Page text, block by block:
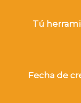
Tú
Fecha de